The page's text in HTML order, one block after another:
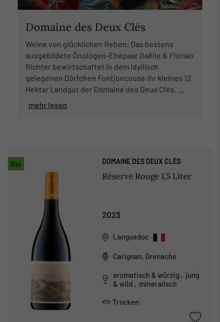
Domaine des Deux Clés
Weine von glücklichen Reben: Das bestens
ausgebildete Önologen-Ehepaar Gaëlle & Florian
Richter bewirtschaftet in dem idyllisch
gelegenen Dörfchen Fontjoncouse ihr kleines 12
Hektar Landgut der Domaine des Deux Clés. ...
mehr lesen
Bio DOMAINE DES DEUX CLÉS
Réserve Rouge 1,5 Liter
2023
Languedoc
Carignan, Grenache
aromatisch & würzig , jung
& wild , mineralisch
Trocken